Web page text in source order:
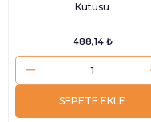
Kutusu
488,14 ₺
SEPETE EKLE